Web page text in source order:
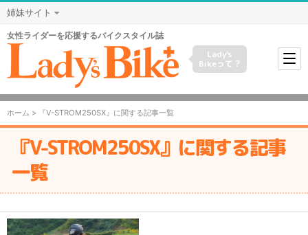
姉妹サイト
女性ライダーを応援するバイクスタイル誌
Lady's
Bikeって？
ホーム > 『V-STROM250SX』に関する記事一覧
『V-STROM250SX』に関する記事
一覧